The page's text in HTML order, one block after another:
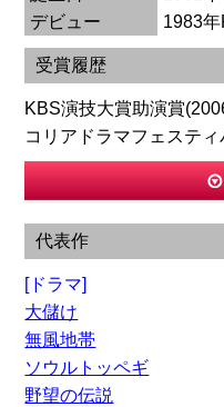
デビュー
1983
受賞履歴
KBS演技大賞助演賞
コリアドラマフェステ
代表作
[ドラマ]
大儲け
無風地帯
ソウルトッペギ
野望の伝説